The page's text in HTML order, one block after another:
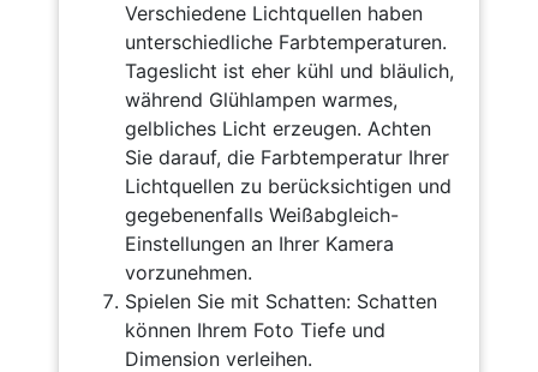
Verschiedene Lichtquellen haben
unterschiedliche Farbtemperaturen.
Tageslicht ist eher kühl und bläulich,
während Glühlampen warmes,
gelbliches Licht erzeugen. Achten
Sie darauf, die Farbtemperatur Ihrer
Lichtquellen zu berücksichtigen und
gegebenenfalls Weißabgleich-
Einstellungen an Ihrer Kamera
vorzunehmen.
Spielen Sie mit Schatten: Schatten
können Ihrem Foto Tiefe und
Dimension verleihen.